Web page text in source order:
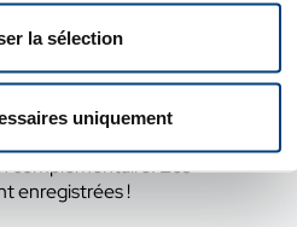
la sélection
uniquement
et cisailles
conquête du marché
potentiel de ce marché très
bureau commercial piloté par
notre centre d’affaires. La
complémentaire. Les
enregistrées !